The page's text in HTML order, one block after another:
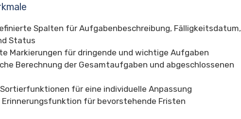
Spalten für Aufgabenbeschreibung, Fälligkeitsdatum,
Status
Markierungen für dringende und wichtige Aufgaben
Berechnung der Gesamtaufgaben und abgeschlossenen
für eine individuelle Anpassung
für bevorstehende Fristen